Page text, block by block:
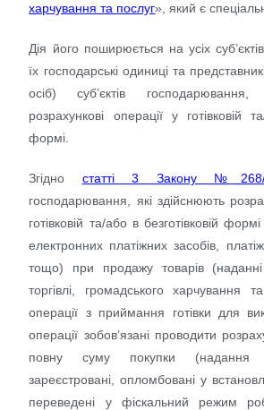
харчування та послуг», який є
Дія його поширюється на усіх
їх господарські одиниці та
осіб) суб’єктів
розрахункові операції у готівковій
формі.
Згідно статті 3 Закону №268/
господарювання, які здійснюють
готівковій та/або в безготівковій
електронних платіжних засобів,
тощо) при продажу товарів
торгівлі, громадського харчування
операції з приймання готівки для
операції зобов’язані проводити
повну суму покупки (надання
зареєстровані, опломбовані у
переведені у фіскальний режим